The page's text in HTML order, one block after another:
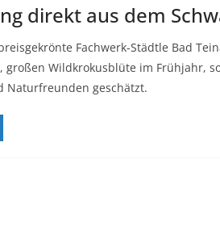
direkt aus dem
Fachwerk-Städtle Bad
großen Wildkrokusblüte im Frühjahr,
Naturfreunden geschätzt.